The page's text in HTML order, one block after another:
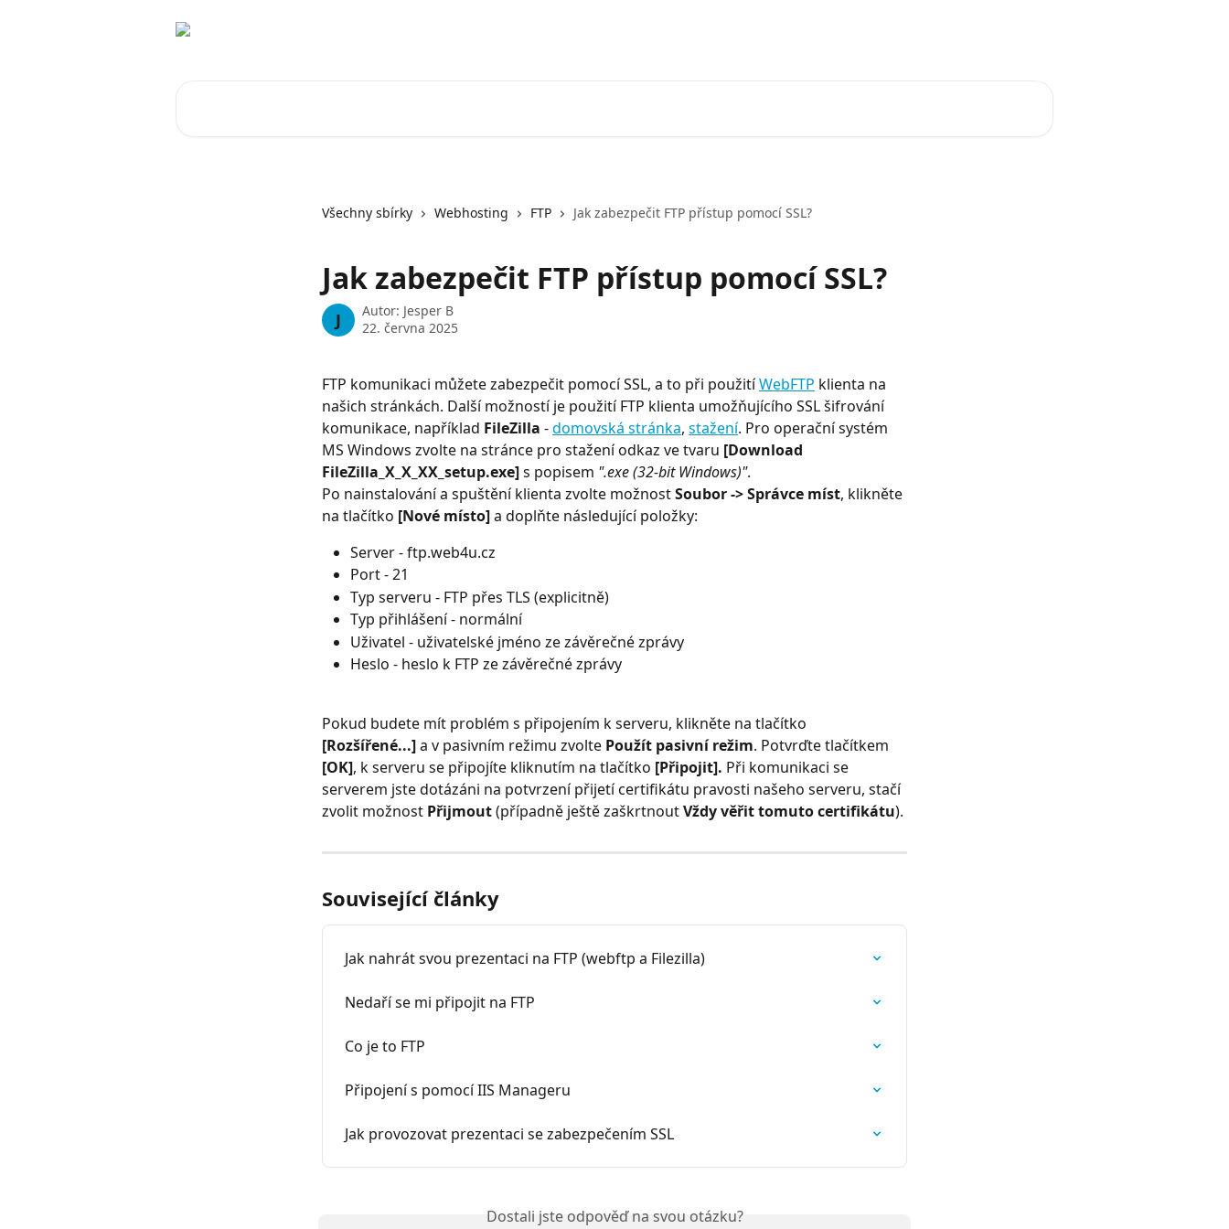
Všechny sbírky Webhosting FTP Jak zabezpečit FTP přístup pomocí SSL?
Jak zabezpečit FTP přístup pomocí SSL?
J Autor: Jesper B
22. června 2025
FTP komunikaci můžete zabezpečit pomocí SSL, a to při použití WebFTP klienta na
našich stránkách. Další možností je použití FTP klienta umožňujícího SSL šifrování
komunikace, například FileZilla - domovská stránka, stažení. Pro operační systém
MS Windows zvolte na stránce pro stažení odkaz ve tvaru [Download
FileZilla_X_X_XX_setup.exe] s popisem ".exe (32-bit Windows)".
Po nainstalování a spuštění klienta zvolte možnost Soubor -> Správce míst, klikněte
na tlačítko [Nové místo] a doplňte následující položky:
Server - ftp.web4u.cz
Port - 21
Typ serveru - FTP přes TLS (explicitně)
Typ přihlášení - normální
Uživatel - uživatelské jméno ze závěrečné zprávy
Heslo - heslo k FTP ze závěrečné zprávy
Pokud budete mít problém s připojením k serveru, klikněte na tlačítko
[Rozšířené...] a v pasivním režimu zvolte Použít pasivní režim. Potvrďte tlačítkem
[OK], k serveru se připojíte kliknutím na tlačítko [Připojit]. Při komunikaci se
serverem jste dotázáni na potvrzení přijetí certifikátu pravosti našeho serveru, stačí
zvolit možnost Přijmout (případně ještě zaškrtnout Vždy věřit tomuto certifikátu).
Související články
Jak nahrát svou prezentaci na FTP (webftp a Filezilla)
Nedaří se mi připojit na FTP
Co je to FTP
Připojení s pomocí IIS Manageru
Jak provozovat prezentaci se zabezpečením SSL
Dostali jste odpověď na svou otázku?